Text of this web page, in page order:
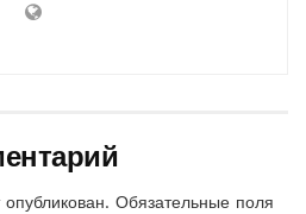
Обязательные поля